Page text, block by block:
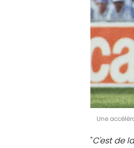
Une
"C'est de